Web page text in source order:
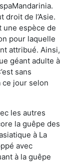
droit de l’Asie.
une espèce de
pour laquelle
attribué. Ainsi,
géant adulte à
sans
ce jour selon
les autres
la guêpe des
à La
avec
à la guêpe